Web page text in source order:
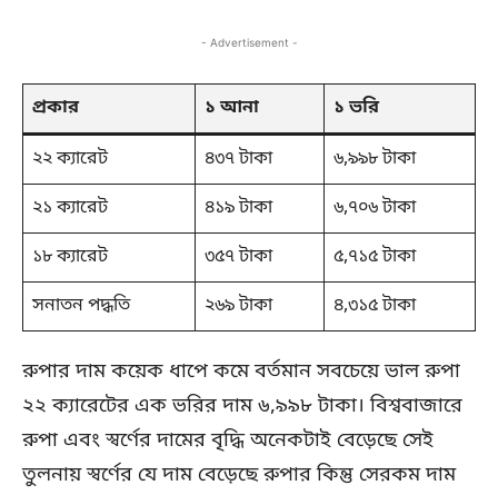
- Advertisement -
প্রকার ১ আনা ১ ভরি
২২ ক্যারেট ৪৩৭ টাকা
৬,৯৯৮ টাকা
২১ ক্যারেট
৪১৯ টাকা
৬,৭০৬ টাকা
১৮ ক্যারেট
৩৫৭ টাকা
৫,৭১৫ টাকা
সনাতন পদ্ধতি
২৬৯ টাকা ৪,৩১৫ টাকা
রুপার দাম কয়েক ধাপে কমে বর্তমান সবচেয়ে ভাল রুপা
২২ ক্যারেটের এক ভরির দাম ৬,৯৯৮ টাকা। বিশ্ববাজারে
রুপা এবং স্বর্ণের দামের বৃদ্ধি অনেকটাই বেড়েছে সেই
তুলনায় স্বর্ণের যে দাম বেড়েছে রুপার কিন্তু সেরকম দাম